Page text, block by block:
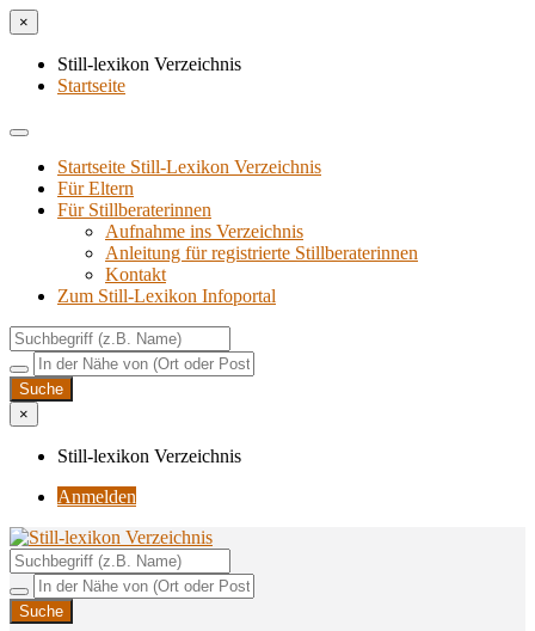
×
Still-lexikon Verzeichnis
Startseite
Startseite Still-Lexikon Verzeichnis
Für Eltern
Für Stillberaterinnen
Aufnahme ins Verzeichnis
Anlei­tung für regis­trier­te Stillberaterinnen
Kon­takt
Zum Still-Lexikon Infoportal
×
Still-lexikon Verzeichnis
Anmelden
Still-lexikon Verzeichnis
Unterstützungsangebote rund ums Stillen